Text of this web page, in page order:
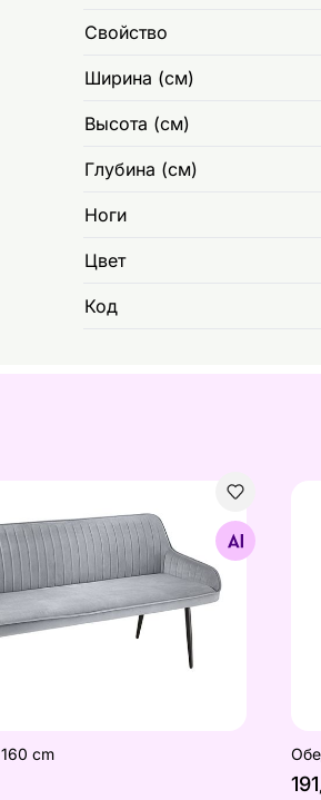
Свойство
Ширина (см)
Высота (см)
Глубина (см)
Ноги
Цвет
Код
Найдите похожие
cm
191